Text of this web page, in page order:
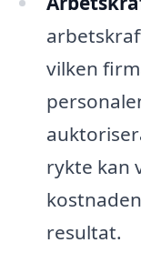
vilken
rykte kan
resultat.